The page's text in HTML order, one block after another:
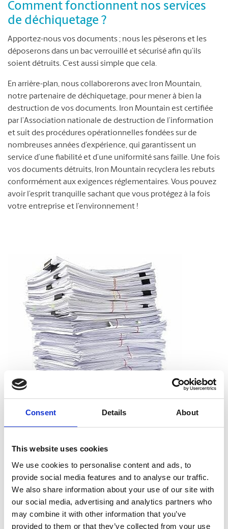
Consent Details About
This website uses cookies
We use cookies to personalise content and ads, to
provide social media features and to analyse our traffic.
We also share information about your use of our site with
our social media, advertising and analytics partners who
may combine it with other information that you’ve
provided to them or that they’ve collected from your use
Comment fonctionnent nos services
de déchiquetage ?
Apportez-nous vos documents ; nous les pèserons et les
déposerons dans un bac verrouillé et sécurisé afin qu’ils
soient détruits. C’est aussi simple que cela.
En arrière-plan, nous collaborerons avec Iron Mountain,
notre partenaire de déchiquetage, pour mener à bien la
destruction de vos documents. Iron Mountain est certifiée
par l’Association nationale de destruction de l’information
et suit des procédures opérationnelles fondées sur de
nombreuses années d’expérience, qui garantissent un
service d’une fiabilité et d’une uniformité sans faille. Une fois
vos documents détruits, Iron Mountain recyclera les rebuts
conformément aux exigences réglementaires. Vous pouvez
avoir l’esprit tranquille sachant que vous protégez à la fois
votre entreprise et l’environnement !
Vous pouvez déchiqueter tous les types de papier, dont le
papier d’impression, les reçus, les notes et les sorties
d’imprimante. Et vous n’avez pas à vous soucier de retirer les
agrafes, les trombones ou les chemises. Nous acceptons les
documents tels qu’ils sont.